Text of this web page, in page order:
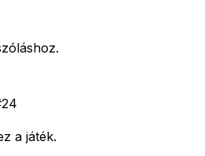
24
a játék.